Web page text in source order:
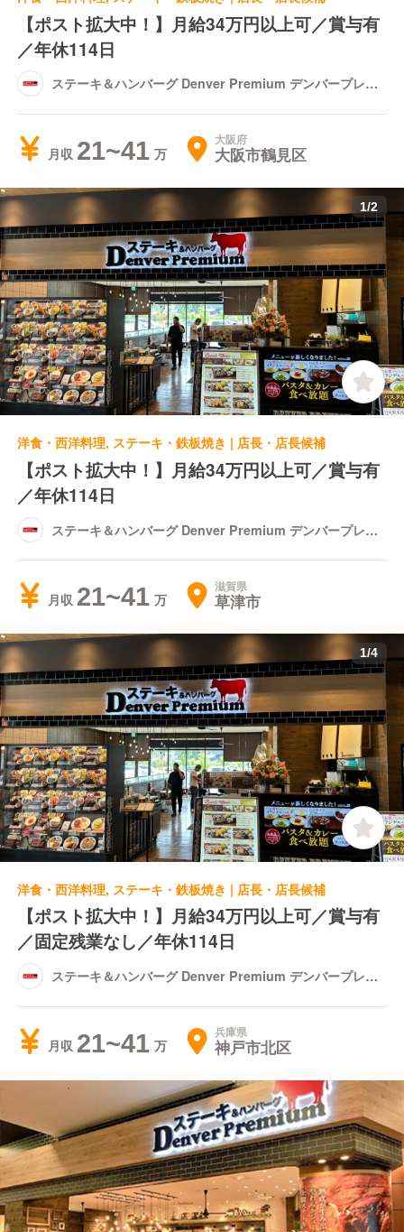
【ポスト拡大中！】月給34万円以上可／賞与有
／年休114日
ステーキ＆ハンバーグ Denver Premium デンバープレミ
月収 21~41 大阪府
大阪市鶴見区
1/2
洋食・西洋料理, ステーキ・鉄板焼き | 店長・店長候補
【ポスト拡大中！】月給34万円以上可／賞与有
／年休114日
ステーキ＆ハンバーグ Denver Premium デンバープレミ
月収 21~41 滋賀県
草津市
1/4
洋食・西洋料理, ステーキ・鉄板焼き | 店長・店長候補
【ポスト拡大中！】月給34万円以上可／賞与有
／固定残業なし／年休114日
ステーキ＆ハンバーグ Denver Premium デンバープレミ
月収 21~41 兵庫県
神戸市北区